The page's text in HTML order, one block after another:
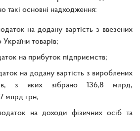
такі основні надходження:
на додану вартість з ввезених
товарів;
на прибуток підприємств;
на додану вартість з вироблених
з яких зібрано 136,8 млрд,
млрд грн;
на доходи фізичних осіб та